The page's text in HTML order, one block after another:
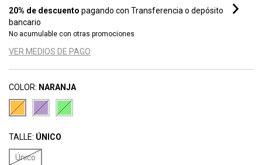
20% de descuento pagando con Transferencia o depósito
bancario
No acumulable con otras promociones
VER MEDIOS DE PAGO
COLOR: NARANJA
TALLE: ÚNICO
Único